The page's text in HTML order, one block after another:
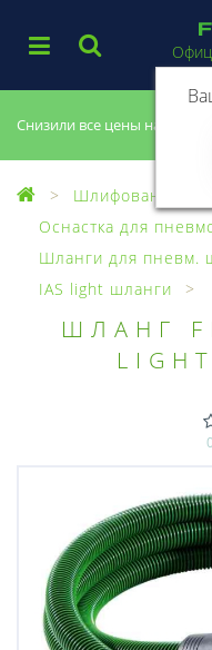
Снизили все цены на 20%,
Шлифование
Оснастка для
Шланги для пневм.
IAS light шланги
ШЛАНГ